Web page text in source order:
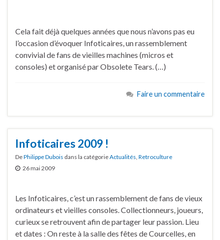
Cela fait déjà quelques années que nous n’avons pas eu
l’occasion d’évoquer Infoticaires, un rassemblement
convivial de fans de vieilles machines (micros et
consoles) et organisé par Obsolete Tears. (…)
Faire un commentaire
Infoticaires 2009 !
DePhilippe Dubois dans la catégorieActualités, Retroculture
26 mai 2009
Les Infoticaires, c’est un rassemblement de fans de vieux
ordinateurs et vieilles consoles. Collectionneurs, joueurs,
curieux se retrouvent afin de partager leur passion. Lieu
et dates : On reste à la salle des fêtes de Courcelles, en